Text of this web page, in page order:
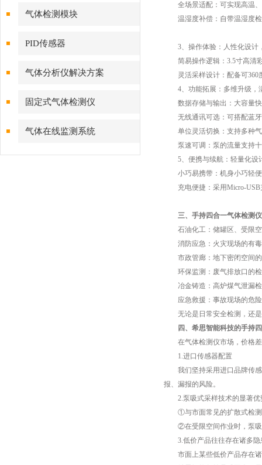
气体检测模块
PID传感器
气体分析仪解决方案
固定式气体检测仪
气体在线监测系统
全场景适配：可实现高温、
温湿度补偿：自带温湿度检
3、操作体验：人性化设计
简易操作逻辑：3.5寸高清彩
灵活采样设计：配备可360
4、功能拓展：多维升级，
数据存储与输出：大容量快
无线通讯可选：可搭配蓝牙
单位灵活切换：支持多种气
泵速可调：泵的流量支持十
5、便携与续航：轻量化设
小巧易携带：机身小巧轻便
充电便捷：采用Micro-USB
三、手持四合一气体检测
石油化工：储罐区、受限空
消防应急：火灾现场的有毒
市政管廊：地下密闭空间的
环保监测：废气排放口的
冶金铸造：高炉煤气泄漏
应急救援：事故现场的危险
无论是日常安全检测，还是
四、希思智能科技的手持
在气体检测仪市场，价格差
1.进口传感器配置
我们坚持采用进口品牌传感
报、漏报的风险。
2.泵吸式采样技术的显著优
①与市面常见的扩散式检测
②在受限空间作业时，泵吸
3.低价产品往往存在诸多隐
市面上某些低价产品存在诸